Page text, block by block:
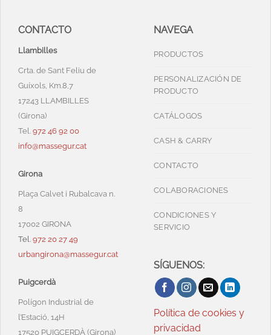
CONTACTO
Llambilles
Crta. de Sant Feliu de
Guíxols, Km.8,7
17243 LLAMBILLES
(Girona)
Tel. 972 46 92 00
info@massegur.cat
Girona
Plaça Calvet i Rubalcava n.
8
17002 GIRONA
Tel. 972 20 27 49
urbangirona@massegur.cat
Puigcerdà
Polígon Industrial de
l’Estació, 14H
17520 PUIGCERDÀ (Girona)
NAVEGA
PRODUCTOS
PERSONALIZACIÓN DE
PRODUCTO
CATÁLOGOS
CASH & CARRY
CONTACTO
COLABORACIONES
CONDICIONES Y
SERVICIO
SÍGUENOS:
Política de cookies y
privacidad